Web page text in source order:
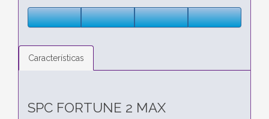
Características
SPC FORTUNE 2 MAX